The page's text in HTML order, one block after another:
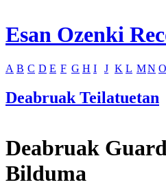
Esan Ozenki
A B C D E F G H I J K L MN O
Deabruak Teilatuetan
Deabruak
Bilduma